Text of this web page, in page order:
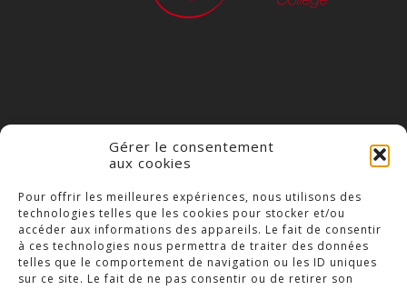
Gérer le consentement
aux cookies
Pour offrir les meilleures expériences, nous utilisons des
technologies telles que les cookies pour stocker et/ou
accéder aux informations des appareils. Le fait de consentir
à ces technologies nous permettra de traiter des données
telles que le comportement de navigation ou les ID uniques
sur ce site. Le fait de ne pas consentir ou de retirer son
COLLÈGE NOTRE DAME
23 Place Saint-Jean,
79300 Bressuire
Téléphone : 05 49 74 46 20